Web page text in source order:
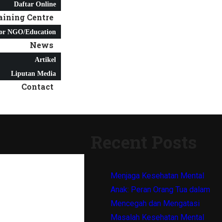
Daftar Online
Centre
NGO/Education
News
Artikel
Liputan Media
Contact
Menjaga Kesehatan Mental
Anak: Peran Orang Tua dalam
Mencegah dan Mengatasi
Masalah Kesehatan Mental